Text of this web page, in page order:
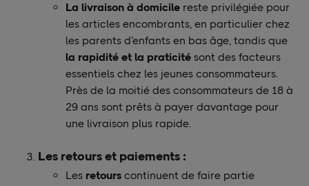
La livraison à domicile reste privilégiée pour
les articles encombrants, en particulier chez
les parents d’enfants en bas âge, tandis que
la rapidité et la praticité sont des facteurs
essentiels chez les jeunes consommateurs.
Près de la moitié des consommateurs de 18 à
29 ans sont prêts à payer davantage pour
une livraison plus rapide.
Les retours et paiements :
Les retours continuent de faire partie